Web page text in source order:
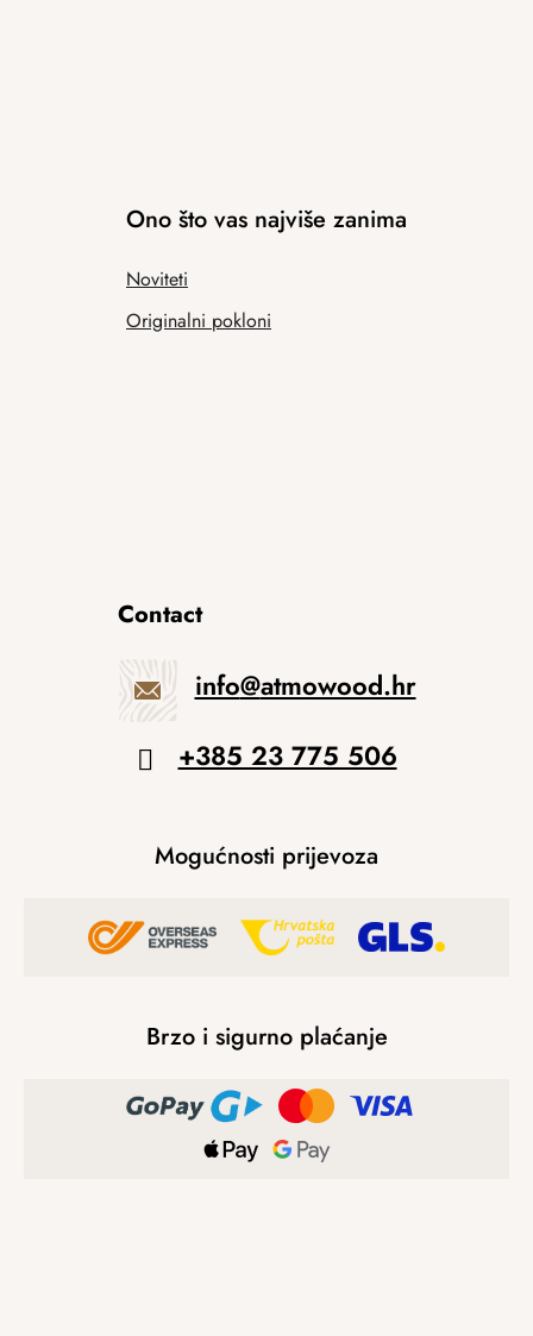
Ono što vas najviše zanima
Noviteti
Originalni pokloni
Contact
info@atmowood.hr
+385 23 775 506
Mogućnosti prijevoza
Brzo i sigurno plaćanje